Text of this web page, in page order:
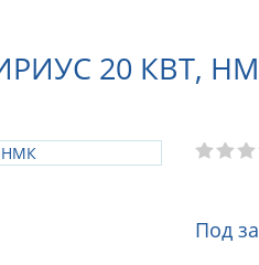
20 КВТ,
Под